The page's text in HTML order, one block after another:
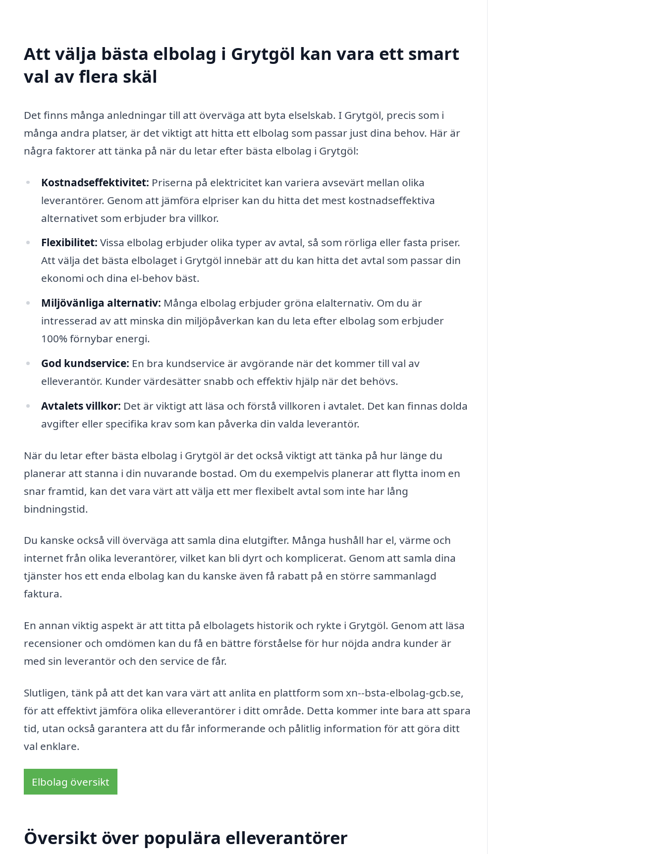
Att välja bästa elbolag i Grytgöl kan vara ett smart
val av flera skäl
Det finns många anledningar till att överväga att byta elselskab. I Grytgöl, precis som i
många andra platser, är det viktigt att hitta ett elbolag som passar just dina behov. Här är
några faktorer att tänka på när du letar efter bästa elbolag i Grytgöl:
Kostnadseffektivitet: Priserna på elektricitet kan variera avsevärt mellan olika
leverantörer. Genom att jämföra elpriser kan du hitta det mest kostnadseffektiva
alternativet som erbjuder bra villkor.
Flexibilitet: Vissa elbolag erbjuder olika typer av avtal, så som rörliga eller fasta priser.
Att välja det bästa elbolaget i Grytgöl innebär att du kan hitta det avtal som passar din
ekonomi och dina el-behov bäst.
Miljövänliga alternativ: Många elbolag erbjuder gröna elalternativ. Om du är
intresserad av att minska din miljöpåverkan kan du leta efter elbolag som erbjuder
100% förnybar energi.
God kundservice: En bra kundservice är avgörande när det kommer till val av
elleverantör. Kunder värdesätter snabb och effektiv hjälp när det behövs.
Avtalets villkor: Det är viktigt att läsa och förstå villkoren i avtalet. Det kan finnas dolda
avgifter eller specifika krav som kan påverka din valda leverantör.
När du letar efter bästa elbolag i Grytgöl är det också viktigt att tänka på hur länge du
planerar att stanna i din nuvarande bostad. Om du exempelvis planerar att flytta inom en
snar framtid, kan det vara värt att välja ett mer flexibelt avtal som inte har lång
bindningstid.
Du kanske också vill överväga att samla dina elutgifter. Många hushåll har el, värme och
internet från olika leverantörer, vilket kan bli dyrt och komplicerat. Genom att samla dina
tjänster hos ett enda elbolag kan du kanske även få rabatt på en större sammanlagd
faktura.
En annan viktig aspekt är att titta på elbolagets historik och rykte i Grytgöl. Genom att läsa
recensioner och omdömen kan du få en bättre förståelse för hur nöjda andra kunder är
med sin leverantör och den service de får.
Slutligen, tänk på att det kan vara värt att anlita en plattform som xn--bsta-elbolag-gcb.se,
för att effektivt jämföra olika elleverantörer i ditt område. Detta kommer inte bara att spara
tid, utan också garantera att du får informerande och pålitlig information för att göra ditt
val enklare.
Elbolag översikt
Översikt över populära elleverantörer